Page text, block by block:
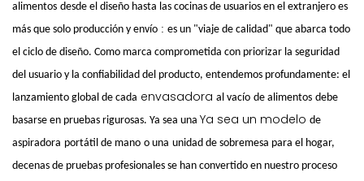
alimentos desde el diseño hasta las cocinas de usuarios en el extranjero es
más que solo producción y envío : es un "viaje de calidad" que abarca todo
el ciclo de diseño. Como marca comprometida con priorizar la seguridad
del usuario y la confiabilidad del producto, entendemos profundamente: el
lanzamiento global de cada envasadora al vacío de alimentos debe
basarse en pruebas rigurosas. Ya sea una Ya sea un modelo de
aspiradora portátil de mano o una unidad de sobremesa para el hogar,
decenas de pruebas profesionales se han convertido en nuestro proceso